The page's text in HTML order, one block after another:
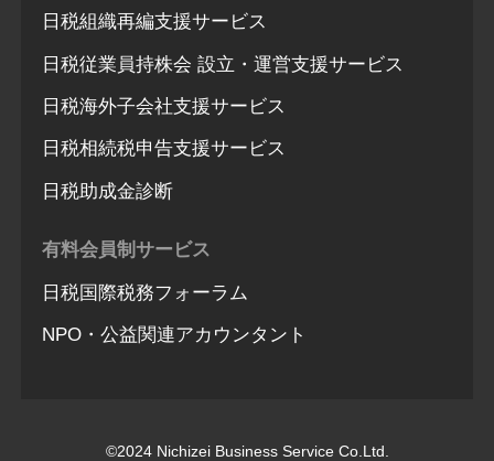
日税組織再編支援サービス
日税従業員持株会 設立・運営支援サービス
日税海外子会社支援サービス
日税相続税申告支援サービス
日税助成金診断
有料会員制サービス
日税国際税務フォーラム
NPO・公益関連アカウンタント
©2024 Nichizei Business Service Co.Ltd.